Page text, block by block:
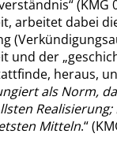
“(KMG
arbeitet dabei
und der „
heraus,
als Norm,
Mitteln.“